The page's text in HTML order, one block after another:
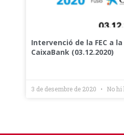
Intervenció de la FEC a
CaixaBank (03.12.2020)
3 de desembre de 2020 No hi